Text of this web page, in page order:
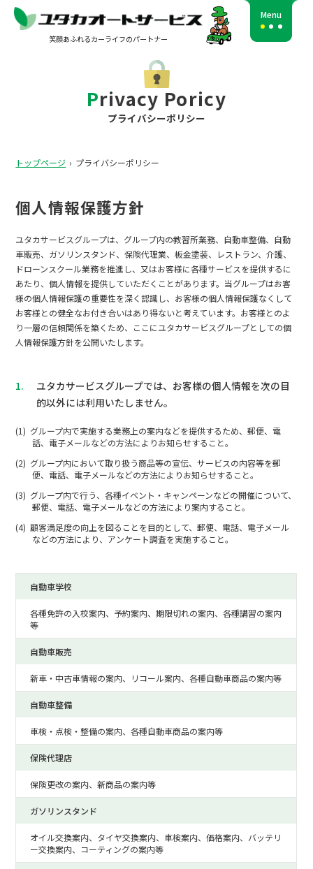
笑顔あふれるカーライフのパートナー
Privacy Poricy
プライバシーポリシー
トップページ プライバシーポリシー
個人情報保護方針
ユタカサービスグループは、グループ内の教習所業務、自動車整備、自動
車販売、ガソリンスタンド、保険代理業、板金塗装、レストラン、介護、
ドローンスクール業務を推進し、又はお客様に各種サービスを提供するに
あたり、個人情報を提供していただくことがあります。当グループはお客
様の個人情報保護の重要性を深く認識し、お客様の個人情報保護なくして
お客様との健全なお付き合いはあり得ないと考えています。お客様とのよ
り一層の信頼関係を築くため、ここにユタカサービスグループとしての個
人情報保護方針を公開いたします。
1.
ユタカサービスグループでは、お客様の個人情報を次の目
的以外には利用いたしません。
グループ内で実施する業務上の案内などを提供するため、郵便、電
話、電子メールなどの方法によりお知らせすること。
グループ内において取り扱う商品等の宣伝、サービスの内容等を郵
便、電話、電子メールなどの方法によりお知らせすること。
グループ内で行う、各種イベント・キャンペーンなどの開催について、
郵便、電話、電子メールなどの方法により案内すること。
顧客満足度の向上を図ることを目的として、郵便、電話、電子メール
などの方法により、アンケート調査を実施すること。
自動車学校
各種免許の入校案内、予約案内、期限切れの案内、各種講習の案内
等
自動車販売
新車・中古車情報の案内、リコール案内、各種自動車商品の案内等
自動車整備
車検・点検・整備の案内、各種自動車商品の案内等
保険代理店
保険更改の案内、新商品の案内等
ガソリンスタンド
オイル交換案内、タイヤ交換案内、車検案内、価格案内、バッテリ
ー交換案内、コーティングの案内等